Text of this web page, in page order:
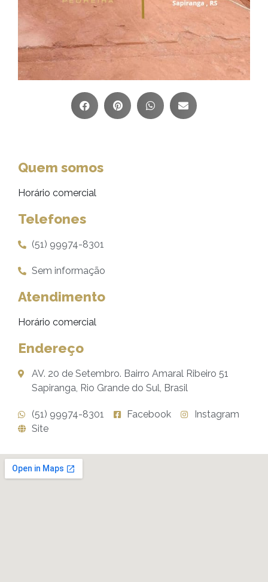
Quem somos
Horário comercial
Telefones
(51) 99974-8301
Sem informação
Atendimento
Horário comercial
Endereço
AV. 20 de Setembro. Bairro Amaral Ribeiro 51
Sapiranga, Rio Grande do Sul, Brasil
(51) 99974-8301 Facebook
Instagram
Site